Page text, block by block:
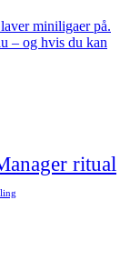
miniligaer på.
– og hvis du kan
ritual